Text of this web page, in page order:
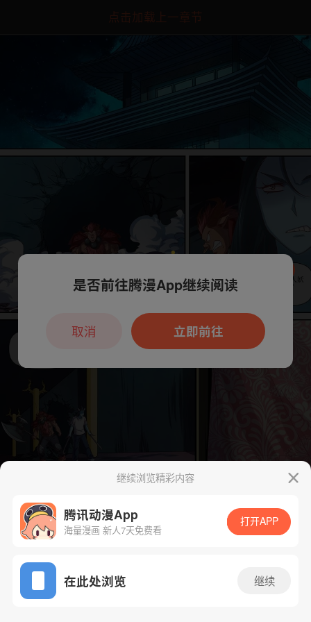
点击加载上一章节
App免费看
下一话 腾漫App免费看
继续浏览精彩内容
腾讯动漫App
海量漫画 新人7天免费看
打开APP
在此处浏览 继续
本章节仅支持App阅读，可打开App新用
户7天免费看
是否前往腾漫App继续阅读
立即前往
取消